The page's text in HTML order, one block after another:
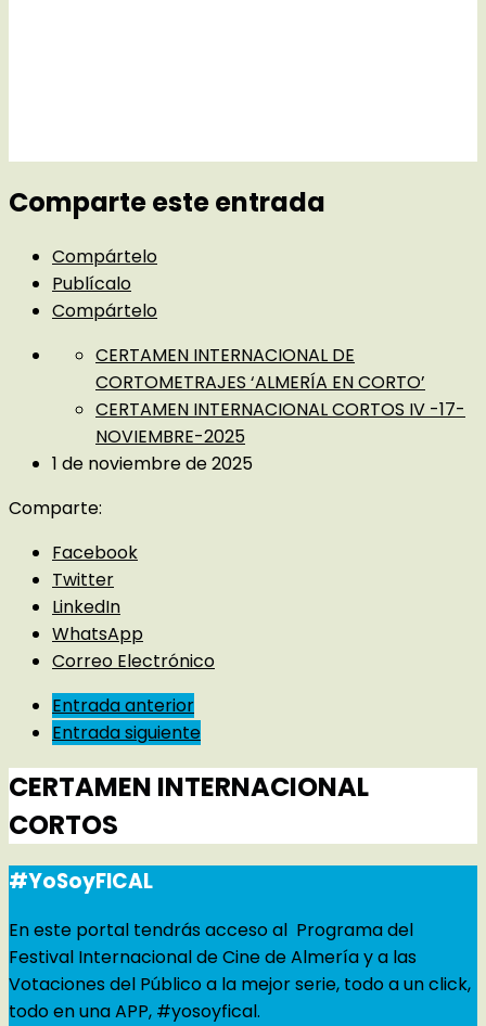
Comparte este entrada
Compártelo
Publícalo
Compártelo
CERTAMEN INTERNACIONAL DE
CORTOMETRAJES ‘ALMERÍA EN CORTO’
CERTAMEN INTERNACIONAL CORTOS IV -17-
NOVIEMBRE-2025
1 de noviembre de 2025
Comparte:
Facebook
Twitter
LinkedIn
WhatsApp
Correo Electrónico
Entrada anterior
Entrada siguiente
CERTAMEN INTERNACIONAL
CORTOS
#YoSoyFICAL
En este portal tendrás acceso al Programa del
Festival Internacional de Cine de Almería y a las
Votaciones del Público a la mejor serie, todo a un click,
todo en una APP, #yosoyfical.